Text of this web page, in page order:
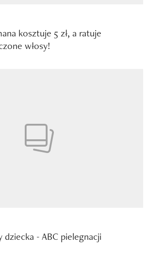
kosztuje 5 zł, a ratuje
włosy!
dziecka - ABC pielegnacji